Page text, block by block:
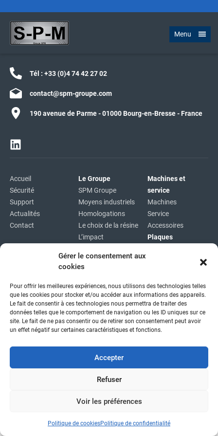
Gérer le consentement aux
cookies
Pour offrir les meilleures expériences, nous utilisons des technologies telles
que les cookies pour stocker et/ou accéder aux informations des appareils.
Le fait de consentir à ces technologies nous permettra de traiter des
données telles que le comportement de navigation ou les ID uniques sur ce
site. Le fait de ne pas consentir ou de retirer son consentement peut avoir
un effet négatif sur certaines caractéristiques et fonctions.
Accepter
Refuser
Voir les préférences
Politique de cookiesPolitique de confidentialité
Menu
Tél : +33 (0)4 74 42 27 02
contact@spm-groupe.com
190 avenue de Parme - 01000 Bourg-en-Bresse - France
Accueil
Sécurité
Support
Actualités
Contact
Le Groupe
SPM Groupe
Moyens industriels
Homologations
Le choix de la résine
L’impact
Machines et
service
Machines
Service
Accessoires
Plaques
Plan du site
Copyright © 2026|Mentions légales|Confidentialité|
fait avec
par l'agence idcom